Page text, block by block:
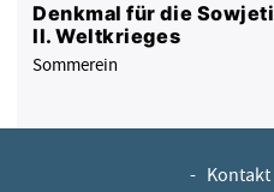
Denkmal für die
II. Weltkrieges
Sommerein
- Kontakt